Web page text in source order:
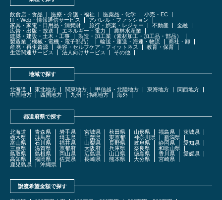
飲食店・食品 医療・介護・福祉 医薬品・化学
小売・EC
IT・Web・情報通信サービス
アパレル・ファッション
家具・家電・日用品・消費財
旅行・娯楽・レジャー 不動産
金融
広告・出版・放送
エネルギー・電力
農林水産業
建築・建設・土木・工事
製造・加工業（素材加工・加工品・部品）
製造業（機械・電機・電子部品）
輸送・運送・海運・物流
商社・卸
産廃・再生資源
美容・セルフケア・フィットネス
教育・保育
生活関連サービス
法人向けサービス その他
地域で探す
北海道 東北地方 関東地方 甲信越・北陸地方 東海地方
関西地方
中国地方
四国地方 九州・沖縄地方 海外
都道府県で探す
北海道 青森県 岩手県 宮城県 秋田県 山形県 福島県
茨城県
栃木県
群馬県 埼玉県 千葉県 東京都 神奈川県
新潟県
富山県
石川県 福井県 山梨県 長野県 岐阜県 静岡県
愛知県
三重県
滋賀県 京都府 大阪府 兵庫県 奈良県
和歌山県
鳥取県
島根県 岡山県 広島県 山口県 徳島県 香川県
愛媛県
高知県
福岡県 佐賀県 長崎県 熊本県 大分県
宮崎県
鹿児島県
沖縄県
譲渡希望金額で探す